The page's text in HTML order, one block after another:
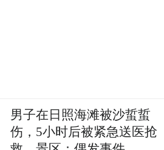
男子在日照海滩被沙蜇蜇
伤，5小时后被紧急送医抢